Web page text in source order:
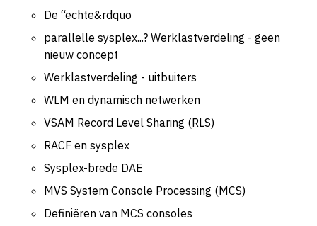
De “echte&rdquo
parallelle sysplex...? Werklastverdeling - geen
nieuw concept
Werklastverdeling - uitbuiters
WLM en dynamisch netwerken
VSAM Record Level Sharing (RLS)
RACF en sysplex
Sysplex-brede DAE
MVS System Console Processing (MCS)
Definiëren van MCS consoles